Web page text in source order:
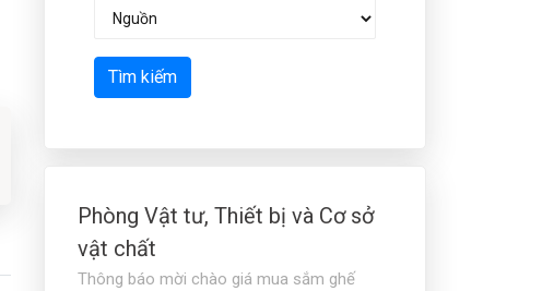
Tìm kiếm
Phòng Vật tư, Thiết bị và Cơ sở
vật chất
Thông báo mời chào giá mua sắm ghế